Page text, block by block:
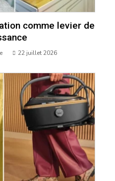
comme levier de
22 juillet 2026